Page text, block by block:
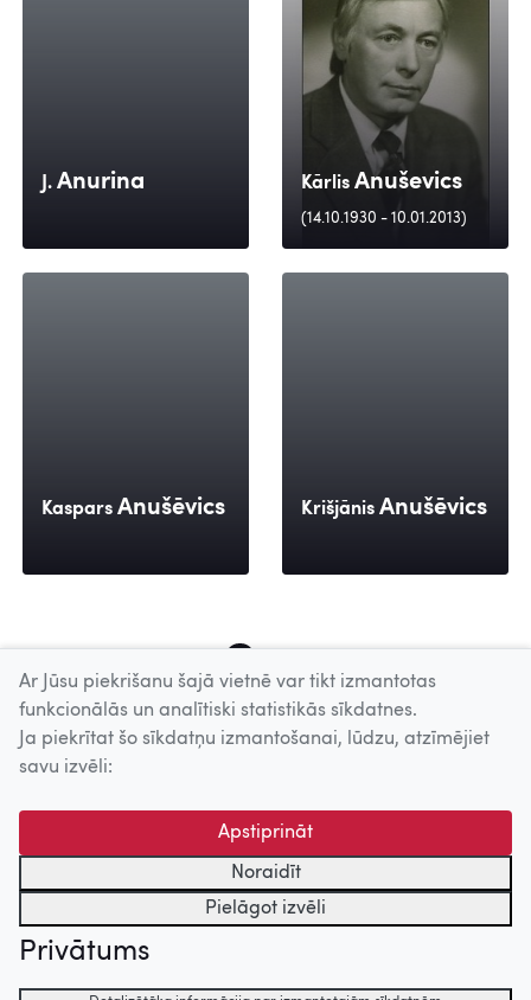
J. Anurina Kārlis Anuševics
(14.10.1930 - 10.01.2013)
Kaspars Anušēvics Krišjānis Anušēvics
Uz augšu
© 2026 Nacionālais Kino centrs, Kultūras informācijas sistēmu
centrs. Sadarbības partneris: Latvijas Valsts
kinofotofonodokumentu arhīvs.
Ar Jūsu piekrišanu šajā vietnē var tikt izmantotas
funkcionālās un analītiski statistikās sīkdatnes.
Ja piekrītat šo sīkdatņu izmantošanai, lūdzu, atzīmējiet
savu izvēli:
Apstiprināt
Noraidīt
Pielāgot izvēli
Privātums